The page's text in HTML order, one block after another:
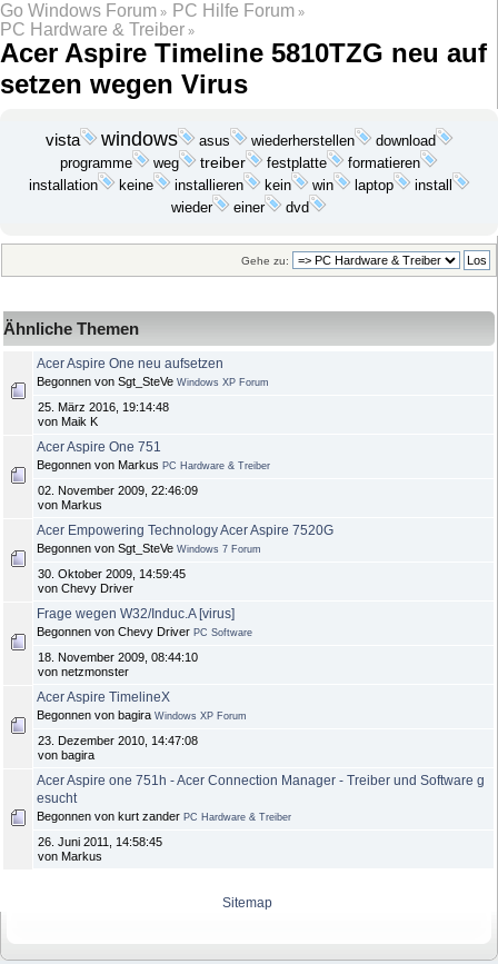
Go Windows Forum » PC Hilfe Forum »
PC Hardware & Treiber »
Acer Aspire Timeline 5810TZG neu auf
setzen wegen Virus
vista windows asus wiederherstellen
download
programme
weg treiber festplatte formatieren
installation keine installieren kein win laptop
install
wieder
einer dvd
Gehe zu:
Ähnliche Themen
Acer Aspire One neu aufsetzen
Begonnen von Sgt_SteVe Windows XP Forum
25. März 2016, 19:14:48
von Maik K
Acer Aspire One 751
Begonnen von Markus PC Hardware & Treiber
02. November 2009, 22:46:09
von Markus
Acer Empowering Technology Acer Aspire 7520G
Begonnen von Sgt_SteVe Windows 7 Forum
30. Oktober 2009, 14:59:45
von Chevy Driver
Frage wegen W32/Induc.A [virus]
Begonnen von Chevy Driver PC Software
18. November 2009, 08:44:10
von netzmonster
Acer Aspire TimelineX
Begonnen von bagira Windows XP Forum
23. Dezember 2010, 14:47:08
von bagira
Acer Aspire one 751h - Acer Connection Manager - Treiber und Software g
esucht
Begonnen von kurt zander PC Hardware & Treiber
26. Juni 2011, 14:58:45
von Markus
Sitemap